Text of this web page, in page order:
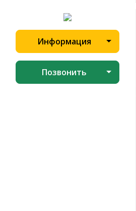
Информация
Позвонить